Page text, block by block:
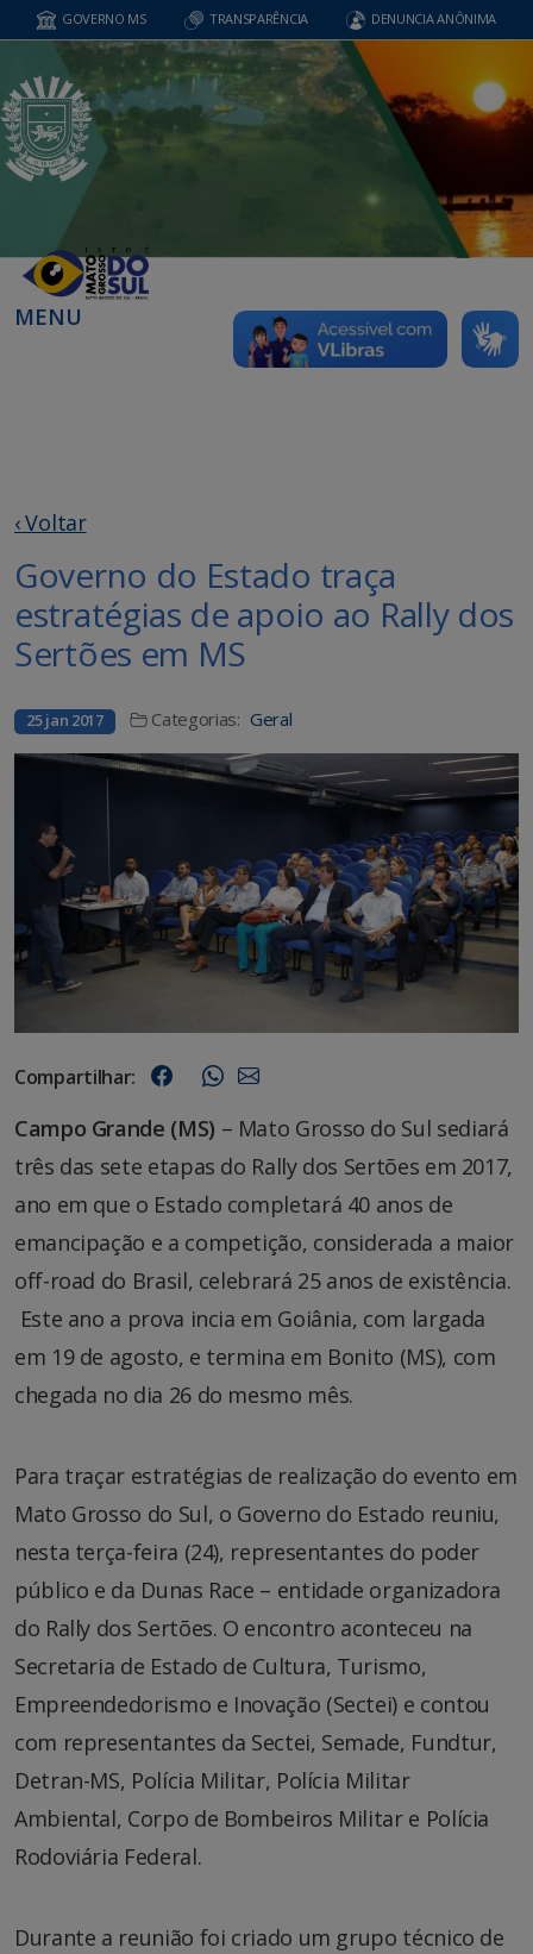
GOVERNO MS TRANSPARÊNCIA DENUNCIA ANÔNIMA
MENU
‹ Voltar
Governo do Estado traça
estratégias de apoio ao Rally dos
Sertões em MS
25 jan 2017 Categorias: Geral
Compartilhar:
Campo Grande (MS) – Mato Grosso do Sul sediará
três das sete etapas do Rally dos Sertões em 2017,
ano em que o Estado completará 40 anos de
emancipação e a competição, considerada a maior
off-road do Brasil, celebrará 25 anos de existência.
Este ano a prova incia em Goiânia, com largada
em 19 de agosto, e termina em Bonito (MS), com
chegada no dia 26 do mesmo mês.
Para traçar estratégias de realização do evento em
Mato Grosso do Sul, o Governo do Estado reuniu,
nesta terça-feira (24), representantes do poder
público e da Dunas Race – entidade organizadora
do Rally dos Sertões. O encontro aconteceu na
Secretaria de Estado de Cultura, Turismo,
Empreendedorismo e Inovação (Sectei) e contou
com representantes da Sectei, Semade, Fundtur,
Detran-MS, Polícia Militar, Polícia Militar
Ambiental, Corpo de Bombeiros Militar e Polícia
Rodoviária Federal.
Durante a reunião foi criado um grupo técnico de